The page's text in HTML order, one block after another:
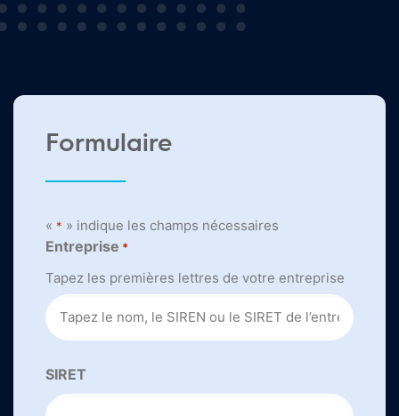
Formulaire
« * » indique les champs nécessaires
Entreprise *
Tapez les premières lettres de votre entreprise
SIRET